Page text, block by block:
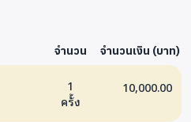
เป็น
จำนวน จำนวนเงิน (บาท)
1
ครั้ง
10,000.00